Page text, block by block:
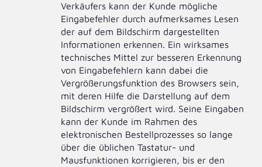
Verkäufers kann der Kunde mögliche
Eingabefehler durch aufmerksames Lesen
der auf dem Bildschirm dargestellten
Informationen erkennen. Ein wirksames
technisches Mittel zur besseren Erkennung
von Eingabefehlern kann dabei die
Vergrößerungsfunktion des Browsers sein,
mit deren Hilfe die Darstellung auf dem
Bildschirm vergrößert wird. Seine Eingaben
kann der Kunde im Rahmen des
elektronischen Bestellprozesses so lange
über die üblichen Tastatur- und
Mausfunktionen korrigieren, bis er den